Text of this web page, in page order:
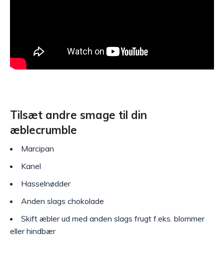
Tilsæt andre smage til din
æblecrumble
Marcipan
Kanel
Hasselnødder
Anden slags chokolade
Skift æbler ud med anden slags frugt f.eks. blommer
eller hindbær